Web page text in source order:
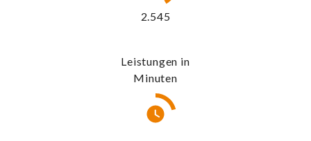
2.770
Leistungen in
Minuten